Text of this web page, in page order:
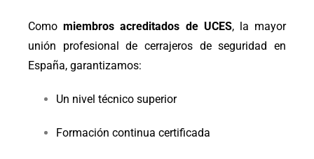
Comomiembros acreditados de UCES, la mayor
unión profesional de cerrajeros de seguridad en
España, garantizamos:
Un nivel técnico superior
Formación continua certificada